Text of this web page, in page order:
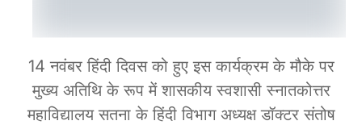
14 नवंबर हिंदी दिवस को हुए इस कार्यक्रम के मौके पर
मुख्य अतिथि के रूप में शासकीय स्वशासी स्नातकोत्तर
महाविद्यालय सतना के हिंदी विभाग अध्यक्ष डॉक्टर संतोष